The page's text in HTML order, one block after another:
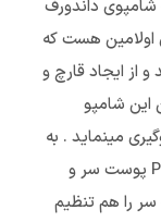
داندورف
اولامین هست که
از ایجاد قارچ و
این شامپو
مینماید . به
علاوه شامپو ضد شوره آلپسین اسیدیته یا PH پوست سر و
را هم تنظیم